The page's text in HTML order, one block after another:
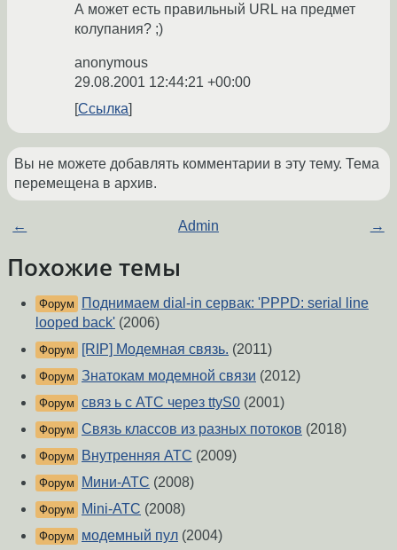
А может есть правильный URL на предмет
колупания? ;)
anonymous
29.08.2001 12:44:21 +00:00
Ссылка
Вы не можете добавлять комментарии в эту тему. Тема
перемещена в архив.
← Admin →
Похожие темы
Форум
Поднимаем dial-in сервак: 'PPPD: serial line
looped back' (2006)
Форум [RIP] Модемная связь. (2011)
Форум Знатокам модемной связи (2012)
Форум связ ь с АТС через ttyS0 (2001)
Форум Связь классов из разных потоков (2018)
Форум Внутренняя АТС (2009)
Форум Мини-АТС (2008)
Форум Mini-АТС (2008)
Форум модемный пул (2004)